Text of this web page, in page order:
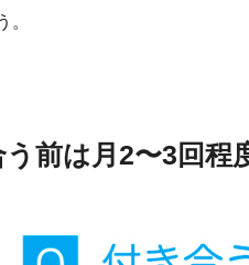
。
前は月2〜3回程